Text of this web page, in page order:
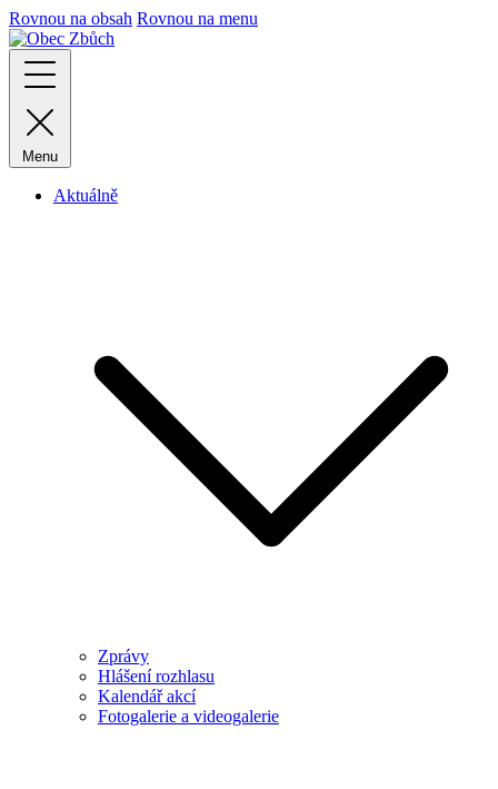
Rovnou na obsah Rovnou na menu
Menu
Aktuálně
Zprávy
Hlášení rozhlasu
Kalendář akcí
Fotogalerie a videogalerie